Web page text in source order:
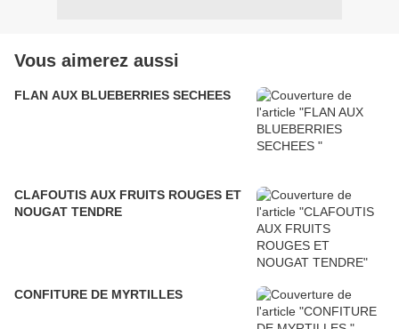
Vous aimerez aussi
FLAN AUX BLUEBERRIES SECHEES
CLAFOUTIS AUX FRUITS ROUGES ET
NOUGAT TENDRE
CONFITURE DE MYRTILLES